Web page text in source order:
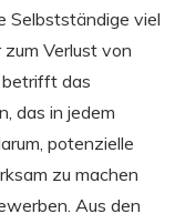
Selbstständige viel
Verlust von
betrifft das
das in jedem
potenzielle
zu machen
Aus den